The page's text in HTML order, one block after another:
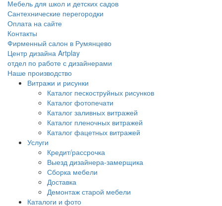
Мебель для школ и детских садов
Сантехнические перегородки
Оплата на сайте
Контакты
Фирменный салон в Румянцево
Центр дизайна Artplay
отдел по работе с дизайнерами
Наше производство
Витражи и рисунки
Каталог пескоструйных рисунков
Каталог фотопечати
Каталог заливных витражей
Каталог пленочных витражей
Каталог фацетных витражей
Услуги
Кредит/рассрочка
Выезд дизайнера-замерщика
Сборка мебели
Доставка
Демонтаж старой мебели
Каталоги и фото